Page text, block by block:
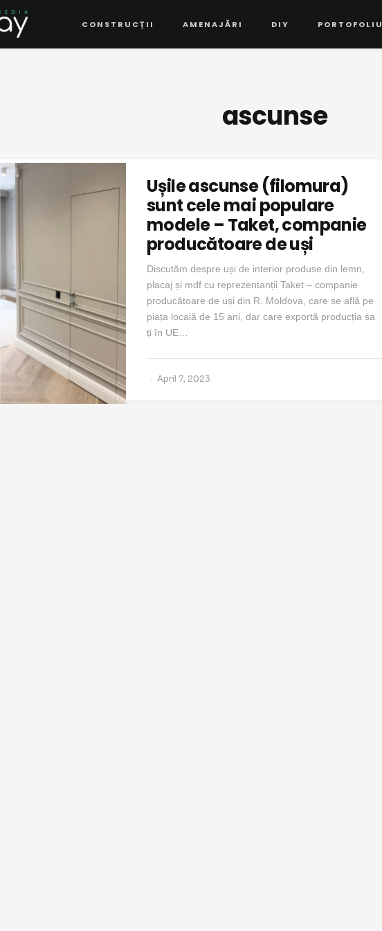
CONSTRUCȚII AMENAJĂRI DIY PORTOFOLIU
ascunse
Ușile ascunse (filomura)
sunt cele mai populare
modele – Taket, companie
producătoare de uși
Discutăm despre uși de interior produse din lemn,
placaj și mdf cu reprezentanții Taket – companie
producătoare de uși din R. Moldova, care se află pe
piața locală de 15 ani, dar care exportă producția sa
ți în UE…
April 7, 2023